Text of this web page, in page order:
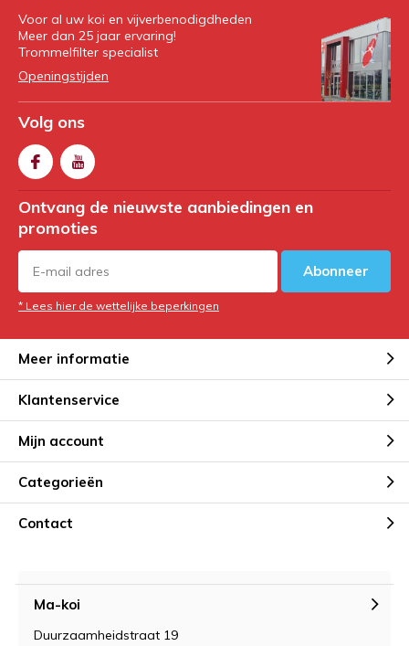
Voor al uw koi en vijverbenodigdheden
Meer dan 25 jaar ervaring!
Trommelfilter specialist
Openingstijden
Volg ons
Ontvang de nieuwste aanbiedingen en
promoties
Abonneer
* Lees hier de wettelijke beperkingen
Meer informatie
Klantenservice
Mijn account
Categorieën
Contact
Ma-koi
Duurzaamheidstraat 19